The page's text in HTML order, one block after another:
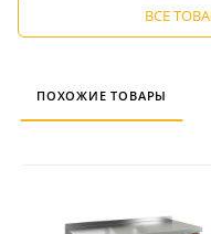
ВСЕ
ПОХОЖИЕ ТОВАРЫ